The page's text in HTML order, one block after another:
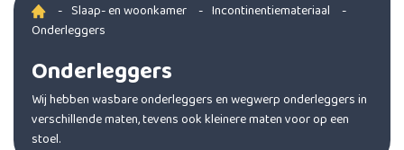
- Slaap- en woonkamer - Incontinentiemateriaal
-
Onderleggers
Onderleggers
Wij hebben wasbare onderleggers en wegwerp onderleggers in
verschillende maten, tevens ook kleinere maten voor op een
stoel.